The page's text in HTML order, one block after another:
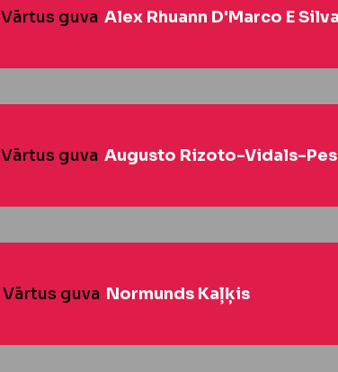
Vārtus guva Alex Rhuann D'Marco E
Vārtus guva Augusto Rizoto-Vidals-
Vārtus guva Normunds Kaļķis